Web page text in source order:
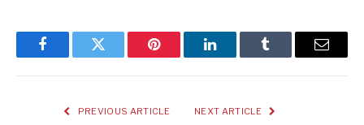
FacebookTwitter Pinterest LinkedInTumblr Email
PREVIOUS ARTICLE NEXT ARTICLE